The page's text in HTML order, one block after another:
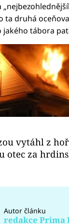
ta druhá
jakého tábora
vytáhl z
otec za
Autor článku
redakce Prima